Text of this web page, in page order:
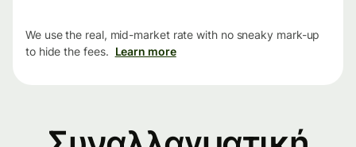
We use the real, mid-market rate with no sneaky mark-up
to hide the fees. Learn more